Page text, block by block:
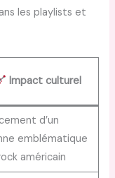
les playlists et
Impact culturel
d’un
emblématique
américain